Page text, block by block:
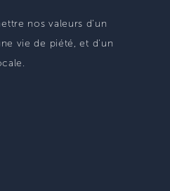
nos valeurs d'un
vie de piété, et d'un